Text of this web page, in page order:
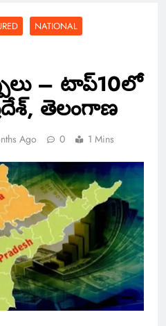
NATIONAL
– టాప్10లో
తెలంగాణ
Ago 0 1 Mins